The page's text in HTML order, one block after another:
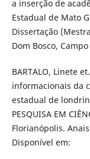
a inserção de
Estadual de Mato
Dissertação
Dom Bosco,
BARTALO, Linete
informacionais da
estadual de
PESQUISA EM
Florianópolis.
Disponível em: